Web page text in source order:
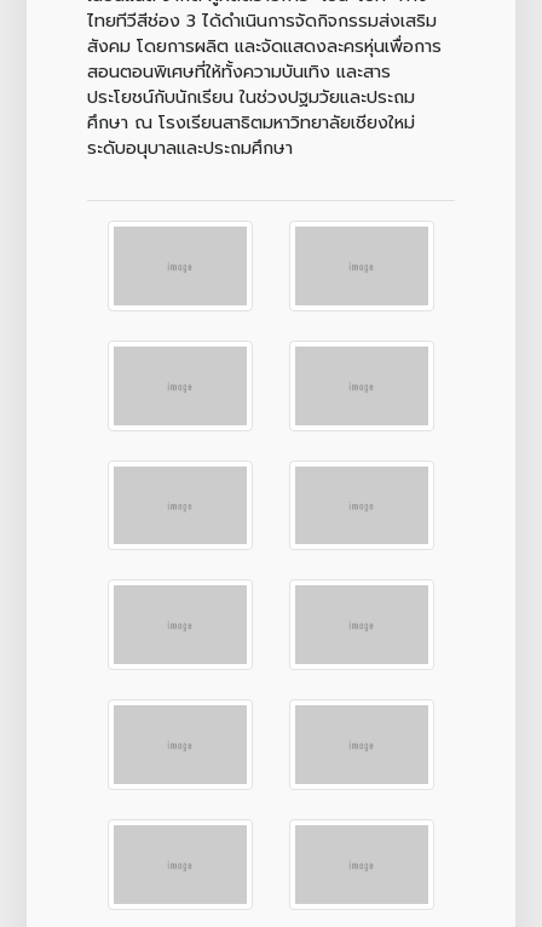
ไทยทีวีสีช่อง 3 ได้ดำเนินการจัดกิจกรรมส่งเสริม
สังคม โดยการผลิต และจัดแสดงละครหุ่นเพื่อการ
สอนตอนพิเศษที่ให้ทั้งความบันเทิง และสาร
ประโยชน์กับนักเรียน ในช่วงปฐมวัยและประถม
ศึกษา ณ โรงเรียนสาธิตมหาวิทยาลัยเชียงใหม่
ระดับอนุบาลและประถมศึกษา